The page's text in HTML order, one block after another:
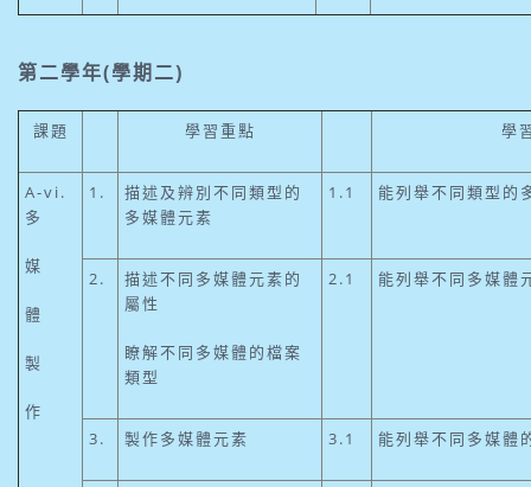
第二學年(學期二)
課題 學習重點 學
A-vi.
多
媒
體
製
作
1.
描述及辨別不同類型的
多媒體元素
1.1 能列舉不同類型的
2.
描述不同多媒體元素的
屬性
瞭解不同多媒體的檔案
類型
2.1 能列舉不同多媒體
3. 製作多媒體元素 3.1 能列舉不同多媒體